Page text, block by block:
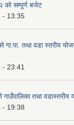
को सम्पूर्ण बजेट
- 13:35
तथा वडा स्तरीय
23:41
तथा वडास्तरीय
- 19:38